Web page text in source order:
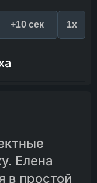
+10 сек 1x
Елена
в простой